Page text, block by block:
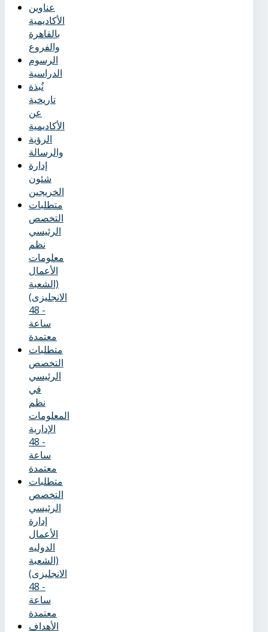
عناوين
الأكاديمية
بالقاهرة
والفروع
الرسوم
الدراسية
نُبذة
تاريخية
عن
الأكاديمية
الرؤية
والرسالة
إدارة
شئون
الخريجين
متطلبات
التخصص
الرئيسي
نظم
معلومات
الأعمال
(الشعبة
الانجليزى)
- 48
ساعة
معتمدة
متطلبات
التخصص
الرئيسي
في
نظم
المعلومات
الإدارية
- 48
ساعة
معتمدة
متطلبات
التخصص
الرئيسي
إدارة
الأعمال
الدوليه
(الشعبة
الانجليزى)
- 48
ساعة
معتمدة
الأهداف